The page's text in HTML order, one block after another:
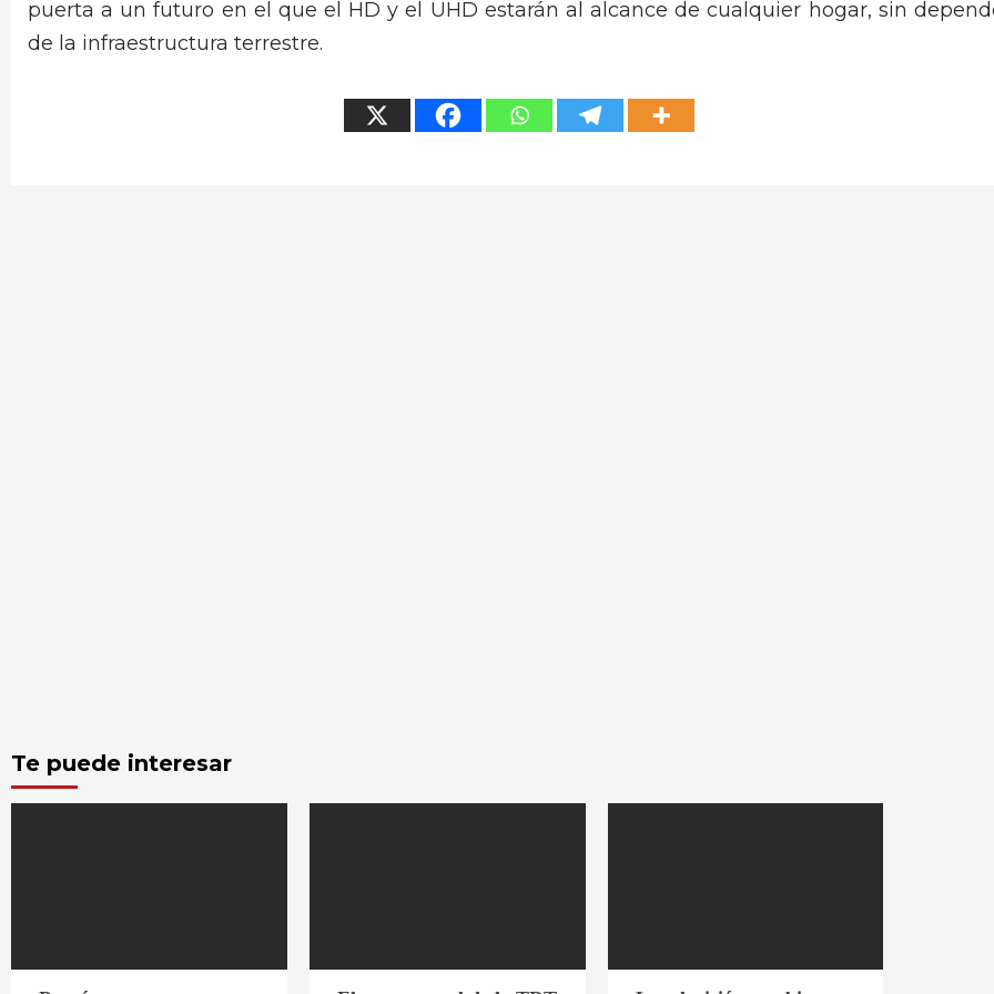
puerta a un futuro en el que el HD y el UHD estarán al alcance de cualquier hogar, sin
de la infraestructura terrestre.
Te puede interesar